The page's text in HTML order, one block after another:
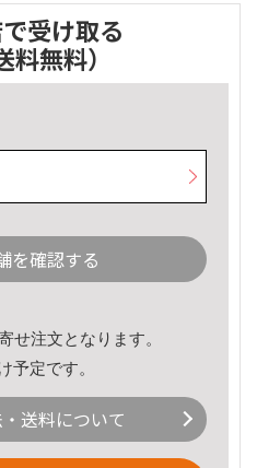
受け取る
料無料）
を確認する
せ注文となります。
予定です。
送料について